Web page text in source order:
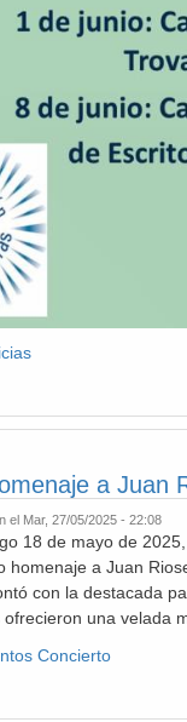
a Juan
el Mar, 27/05/2025 - 22:08
18 de mayo de
homenaje a Juan
con la destacada
una velada
Concierto